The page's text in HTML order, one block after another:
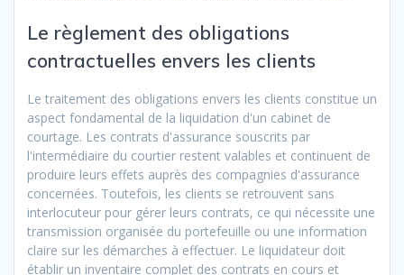
Le règlement des obligations
contractuelles envers les clients
Le traitement des obligations envers les clients constitue un
aspect fondamental de la liquidation d'un cabinet de
courtage. Les contrats d'assurance souscrits par
l'intermédiaire du courtier restent valables et continuent de
produire leurs effets auprès des compagnies d'assurance
concernées. Toutefois, les clients se retrouvent sans
interlocuteur pour gérer leurs contrats, ce qui nécessite une
transmission organisée du portefeuille ou une information
claire sur les démarches à effectuer. Le liquidateur doit
établir un inventaire complet des contrats en cours et